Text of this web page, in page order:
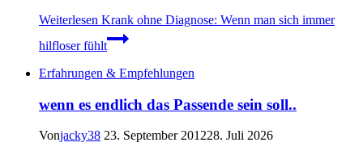
Weiterlesen Krank ohne Diagnose: Wenn man sich immer
hilfloser fühlt
Erfahrungen & Empfehlungen
wenn es endlich das Passende sein soll..
Vonjacky38 23. September 201228. Juli 2026